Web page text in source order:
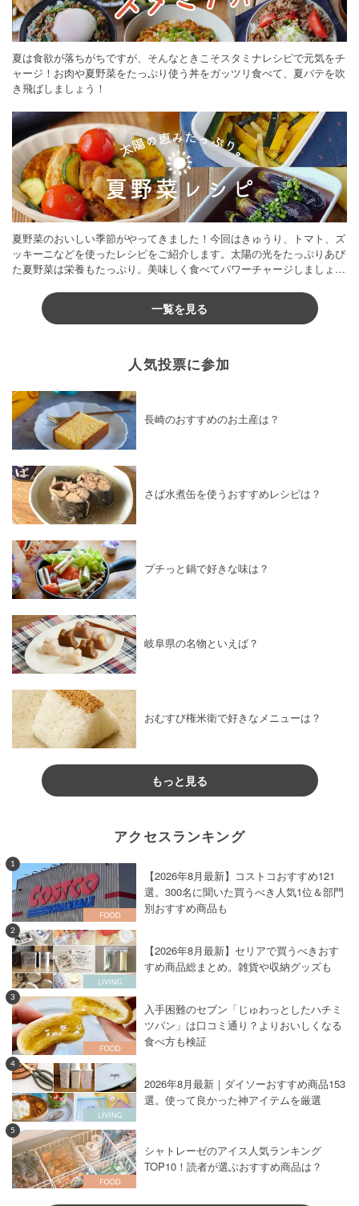
夏は食欲が落ちがちですが、そんなときこそスタミナレシピで元気をチ
ャージ！お肉や夏野菜をたっぷり使う丼をガッツリ食べて、夏バテを吹
き飛ばしましょう！
夏野菜のおいしい季節がやってきました！今回はきゅうり、トマト、ズ
ッキーニなどを使ったレシピをご紹介します。太陽の光をたっぷりあび
た夏野菜は栄養もたっぷり。美味しく食べてパワーチャージしましょう
一覧を見る
人気投票に参加
長崎のおすすめのお土産は？
さば水煮缶を使うおすすめレシピは？
プチっと鍋で好きな味は？
岐阜県の名物といえば？
おむすび権米衛で好きなメニューは？
もっと見る
アクセスランキング
1
【2026年8月最新】コストコおすすめ121
選。300名に聞いた買うべき人気1位＆部門
別おすすめ商品も
2
【2026年8月最新】セリアで買うべきおす
すめ商品総まとめ。雑貨や収納グッズも
3
入手困難のセブン「じゅわっとしたハチミ
ツパン」は口コミ通り？よりおいしくなる
食べ方も検証
4
2026年8月最新｜ダイソーおすすめ商品153
選。使って良かった神アイテムを厳選
5
シャトレーゼのアイス人気ランキング
TOP10！読者が選ぶおすすめ商品は？